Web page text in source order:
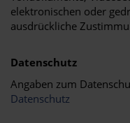
elektronischen oder
ausdrückliche
Datenschutz
Angaben zum
Datenschutz